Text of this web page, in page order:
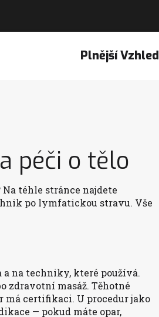
Plnější Vzhled
péči o tělo
téhle stránce najdete
po lymfatickou stravu. Vše
a na techniky, které používá.
zdravotní masáž. Těhotné
má certifikaci. U procedur jako
— pokud máte opar,